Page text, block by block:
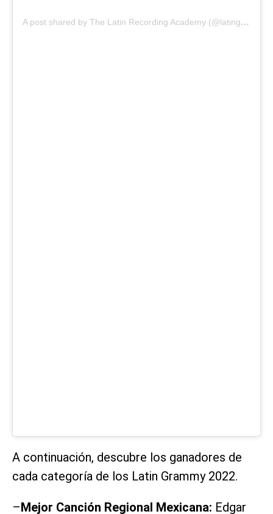
A post shared by The Latin Recording Academy (@latingrammys)
A continuación, descubre los ganadores de
cada categoría de los Latin Grammy 2022.
–Mejor Canción Regional Mexicana: Edgar